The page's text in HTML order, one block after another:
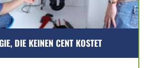
DIE KEINEN CENT KOSTET